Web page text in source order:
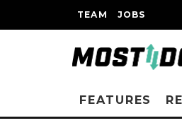
TEAM JOBS
FEATURES